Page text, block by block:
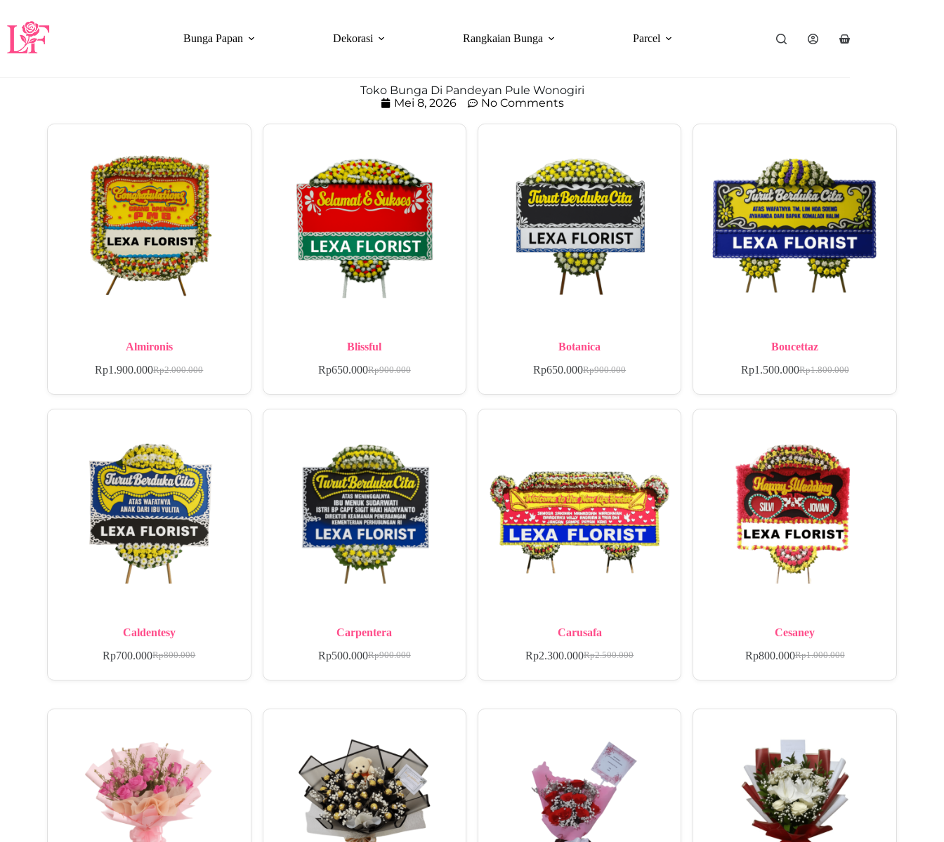
Bunga Papan Dekorasi Rangkaian Bunga Parcel
Toko Bunga Di Pandeyan Pule Wonogiri
Mei 8, 2026
No Comments
Almironis
Rp2.000.000
Rp1.900.000
Blissful
Rp900.000
Rp650.000
Botanica
Rp900.000
Rp650.000
Boucettaz
Rp1.800.000
Rp1.500.000
Caldentesy
Rp800.000
Rp700.000
Carpentera
Rp900.000
Rp500.000
Carusafa
Rp2.500.000
Rp2.300.000
Cesaney
Rp1.000.000
Rp800.000